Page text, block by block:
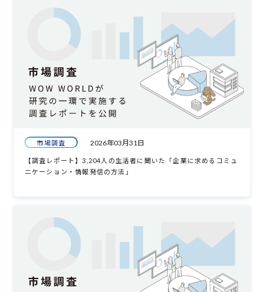
市場調査 2026年03月31日
【調査レポート】3,204人の生活者に聞いた「企業に求めるコミュ
ニケーション・情報発信の方法」